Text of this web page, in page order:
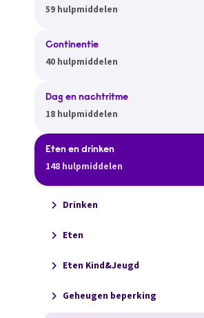
59 hulpmiddelen
Continentie
40 hulpmiddelen
Dag en nachtritme
18 hulpmiddelen
Eten en drinken
148 hulpmiddelen
Drinken
Eten
Eten Kind&Jeugd
Geheugen beperking